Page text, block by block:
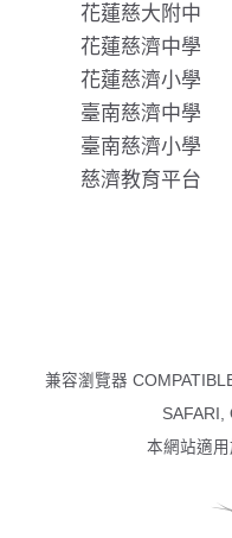
花蓮慈大附中
花蓮慈濟中學
花蓮慈濟小學
臺南慈濟中學
臺南慈濟小學
慈濟教育平台
兼容瀏覽器
SAFARI,
本網站適